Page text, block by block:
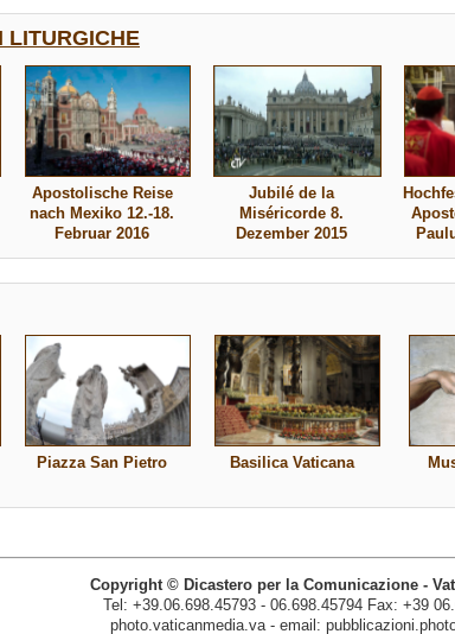
LITURGICHE
Apostolische Reise
nach Mexiko 12.-18.
Februar 2016
Jubilé de la
Miséricorde 8.
Dezember 2015
Piazza San Pietro Basilica Vaticana
Copyright © Dicastero per la Comunicazione -
Tel: +39.06.698.45793 - 06.698.45794 Fax: +39
photo.vaticanmedia.va - email: